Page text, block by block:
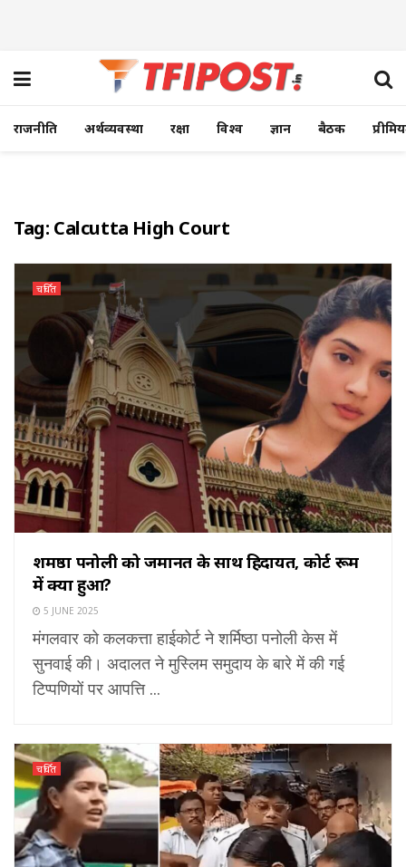
राजनीति अर्थव्यवस्था रक्षा विश्व ज्ञान बैठक
Tag: Calcutta High Court
चर्चित
शर्मिष्ठा पनोली को जमानत के साथ हिदायत, कोर्ट रूम
में क्या हुआ?
5 JUNE 2025
मंगलवार को कलकत्ता हाईकोर्ट ने शर्मिष्ठा पनोली केस में
सुनवाई की। अदालत ने मुस्लिम समुदाय के बारे में की गई
टिप्पणियों पर आपत्ति ...
चर्चित